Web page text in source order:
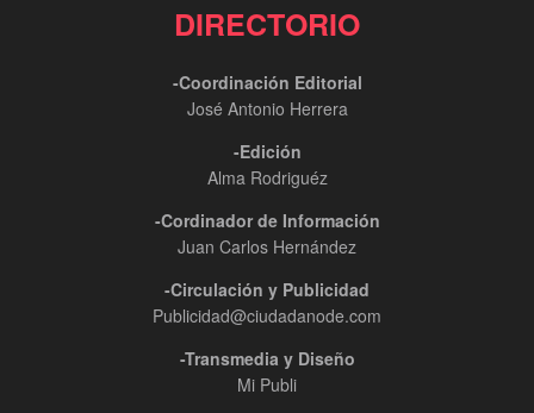
DIRECTORIO
-Coordinación Editorial
José Antonio Herrera
-Edición
Alma Rodriguéz
-Cordinador de Información
Juan Carlos Hernández
-Circulación y Publicidad
Publicidad@ciudadanode.com
-Transmedia y Diseño
Mi Publi